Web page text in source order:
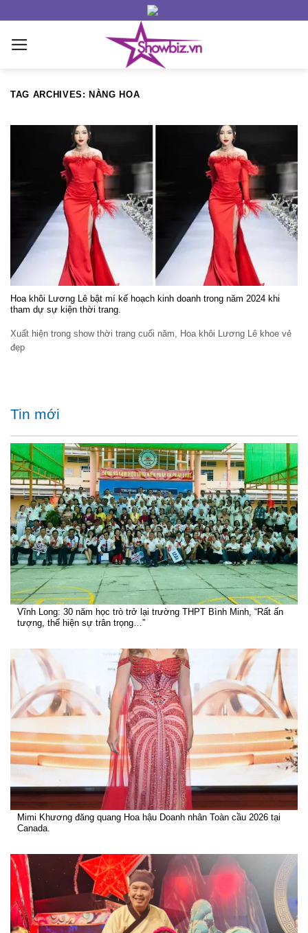
content
TAG ARCHIVES: NÀNG HOA
Hoa khôi Lương Lê bật mí kế hoạch kinh doanh trong năm 2024 khi
tham dự sự kiện thời trang.
Xuất hiện trong show thời trang cuối năm, Hoa khôi Lương Lê khoe vẻ
đẹp
Tin mới
Vĩnh Long: 30 năm học trò trở lại trường THPT Bình Minh, “Rất ấn
tượng, thể hiện sự trân trọng…”
Mimi Khương đăng quang Hoa hậu Doanh nhân Toàn cầu 2026 tại
Canada.